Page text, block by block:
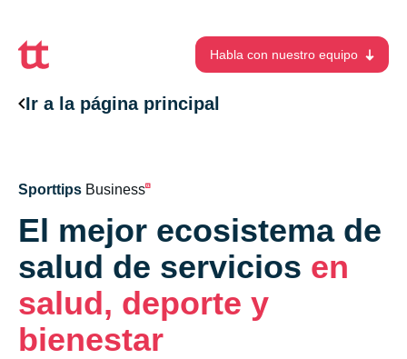
Habla con nuestro equipo
Ir a la página principal
Sporttips Business
El mejor ecosistema de
salud de servicios en
salud, deporte y
bienestar